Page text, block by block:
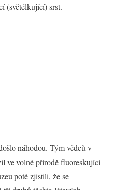
(světélkující) srst.
náhodou. Tým vědců v
ve volné přírodě fluoreskující
poté zjistili, že se